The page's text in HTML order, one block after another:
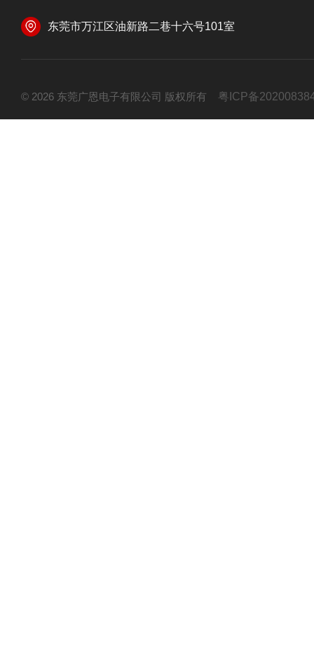
东莞市万江区油新路二巷十六号101室
© 2026 东莞广恩电子有限公司 版权所有 粤ICP备